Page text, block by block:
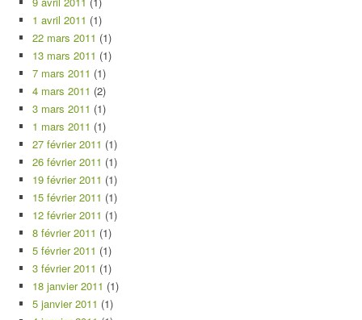
1 avril 2011 (1)
22 mars 2011 (1)
13 mars 2011 (1)
7 mars 2011 (1)
4 mars 2011 (2)
3 mars 2011 (1)
1 mars 2011 (1)
27 février 2011 (1)
26 février 2011 (1)
19 février 2011 (1)
15 février 2011 (1)
12 février 2011 (1)
8 février 2011 (1)
5 février 2011 (1)
3 février 2011 (1)
18 janvier 2011 (1)
5 janvier 2011 (1)